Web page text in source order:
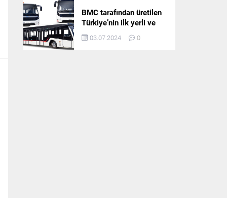
BMC tarafından üretilen
Türkiye’nin ilk yerli ve
milli apron otobüsü
Neoport’a yurt dışından
03.07.2024 0